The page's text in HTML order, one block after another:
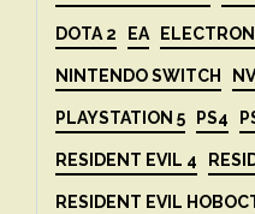
DOTA 2 EA
NINTENDO SWITCH
PLAYSTATION 5 PS4
RESIDENT EVIL 4
RESIDENT EVIL